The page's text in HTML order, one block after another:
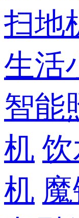
扫地
生活
智能
机
机